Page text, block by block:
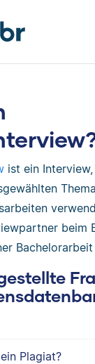
ist ein
beim
Plagiat?